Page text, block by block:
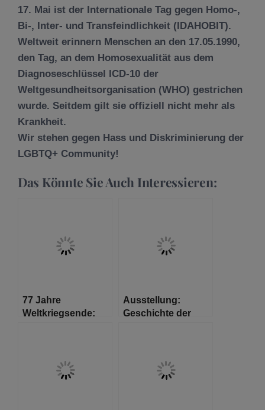
17. Mai ist der Internationale Tag gegen Homo-,
Bi-, Inter- und Transfeindlichkeit (IDAHOBIT).
Weltweit erinnern Menschen an den 17.05.1990,
den Tag, an dem Homosexualität aus dem
Diagnoseschlüssel ICD-10 der
Weltgesundheitsorganisation (WHO) gestrichen
wurde. Seitdem gilt sie offiziell nicht mehr als
Krankheit.
Wir stehen gegen Hass und Diskriminierung der
LGBTQ+ Community!
Das Könnte Sie Auch Interessieren:
77 Jahre
Weltkriegsende:
Ausstellung:
Geschichte der